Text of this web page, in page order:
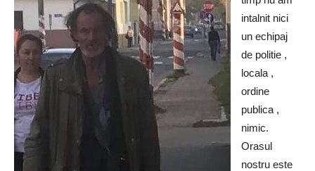
intalnit nici
un echipaj
de politie ,
locala ,
ordine
publica ,
nimic.
Orasul
nostru este